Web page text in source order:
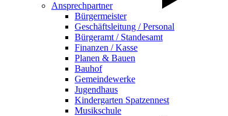
Ansprechpartner
Bürgermeister
Geschäftsleitung / Personal
Bürgeramt / Standesamt
Finanzen / Kasse
Planen & Bauen
Bauhof
Gemeindewerke
Jugendhaus
Kindergarten Spatzennest
Musikschule